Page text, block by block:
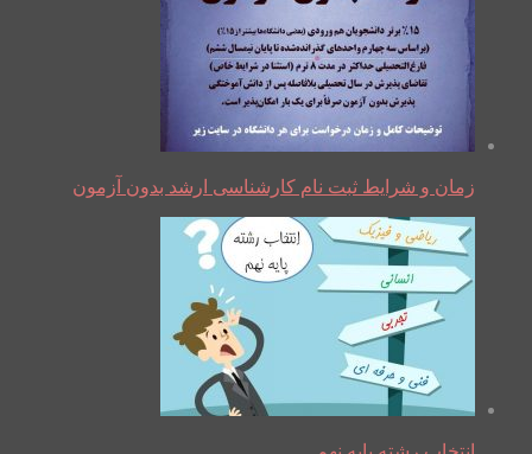
زمان و شرایط ثبت نام کارشناسی ارشد بدون آزمون